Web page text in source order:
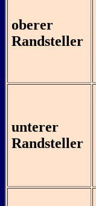
oberer
Randsteller
unterer
Randsteller